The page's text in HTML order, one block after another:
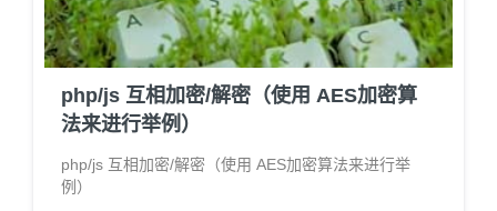
php/js 互相加密/解密（使用 AES加密算
法来进行举例）
php/js 互相加密/解密（使用 AES加密算法来进行举
例）